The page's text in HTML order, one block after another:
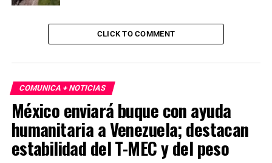
CLICK TO COMMENT
COMUNICA + NOTICIAS
México enviará buque con ayuda
humanitaria a Venezuela; destacan
estabilidad del T-MEC y del peso